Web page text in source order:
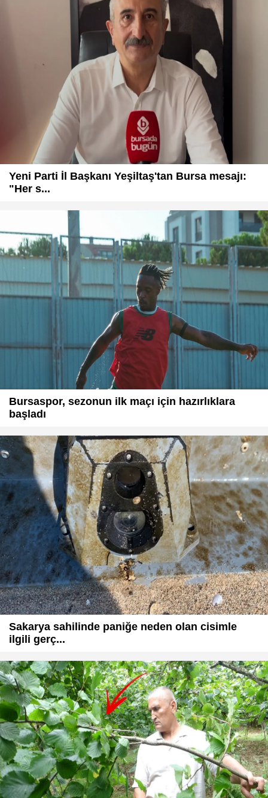
Yeni Parti İl Başkanı Yeşiltaş'tan Bursa mesajı:
"Her s...
Bursaspor, sezonun ilk maçı için hazırlıklara
başladı
Sakarya sahilinde paniğe neden olan cisimle
ilgili gerç...